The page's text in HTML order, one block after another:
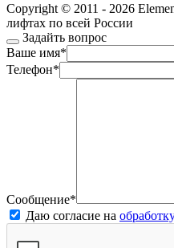
Copyright © 2011 - 2026
лифтах по всей России
Задайть вопрос
Ваше имя*
Телефон*
Сообщение*
Даю согласие на